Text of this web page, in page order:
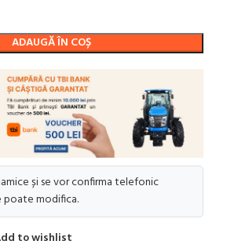
ADAUGĂ ÎN COȘ
și se vor confirma telefonic
poate modifica.
to wishlist